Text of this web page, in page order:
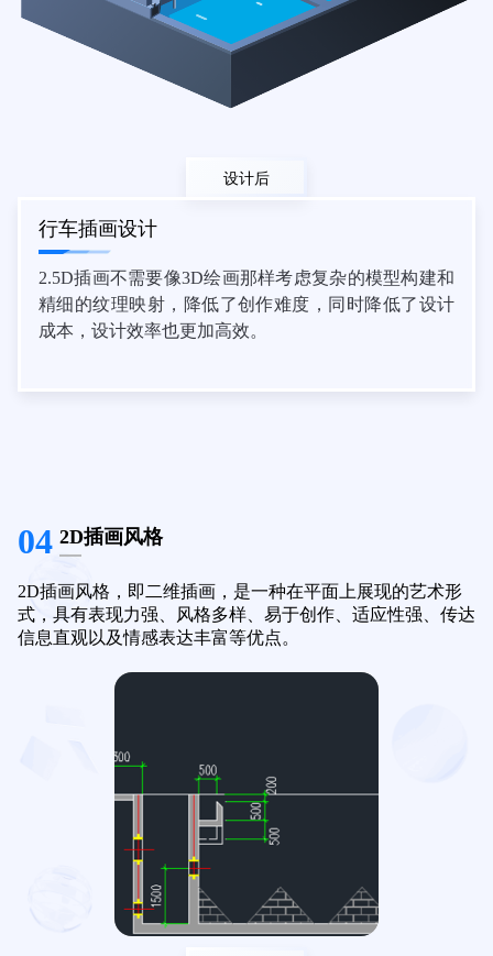
设计后
行车插画设计
2.5D插画不需要像3D绘画那样考虑复杂的模型构建和
精细的纹理映射，降低了创作难度，同时降低了设计
成本，设计效率也更加高效。
04 2D插画风格
2D插画风格，即二维插画，是一种在平面上展现的艺术形
式，具有表现力强、风格多样、易于创作、适应性强、传达
信息直观以及情感表达丰富等优点。